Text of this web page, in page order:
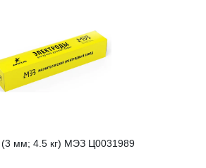
мм; 4.5 кг) МЭЗ Ц0031989